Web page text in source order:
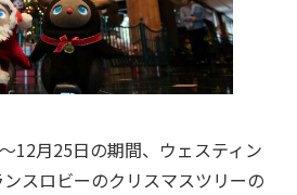
12月25日の期間、ウェスティン
スロビーのクリスマスツリーの